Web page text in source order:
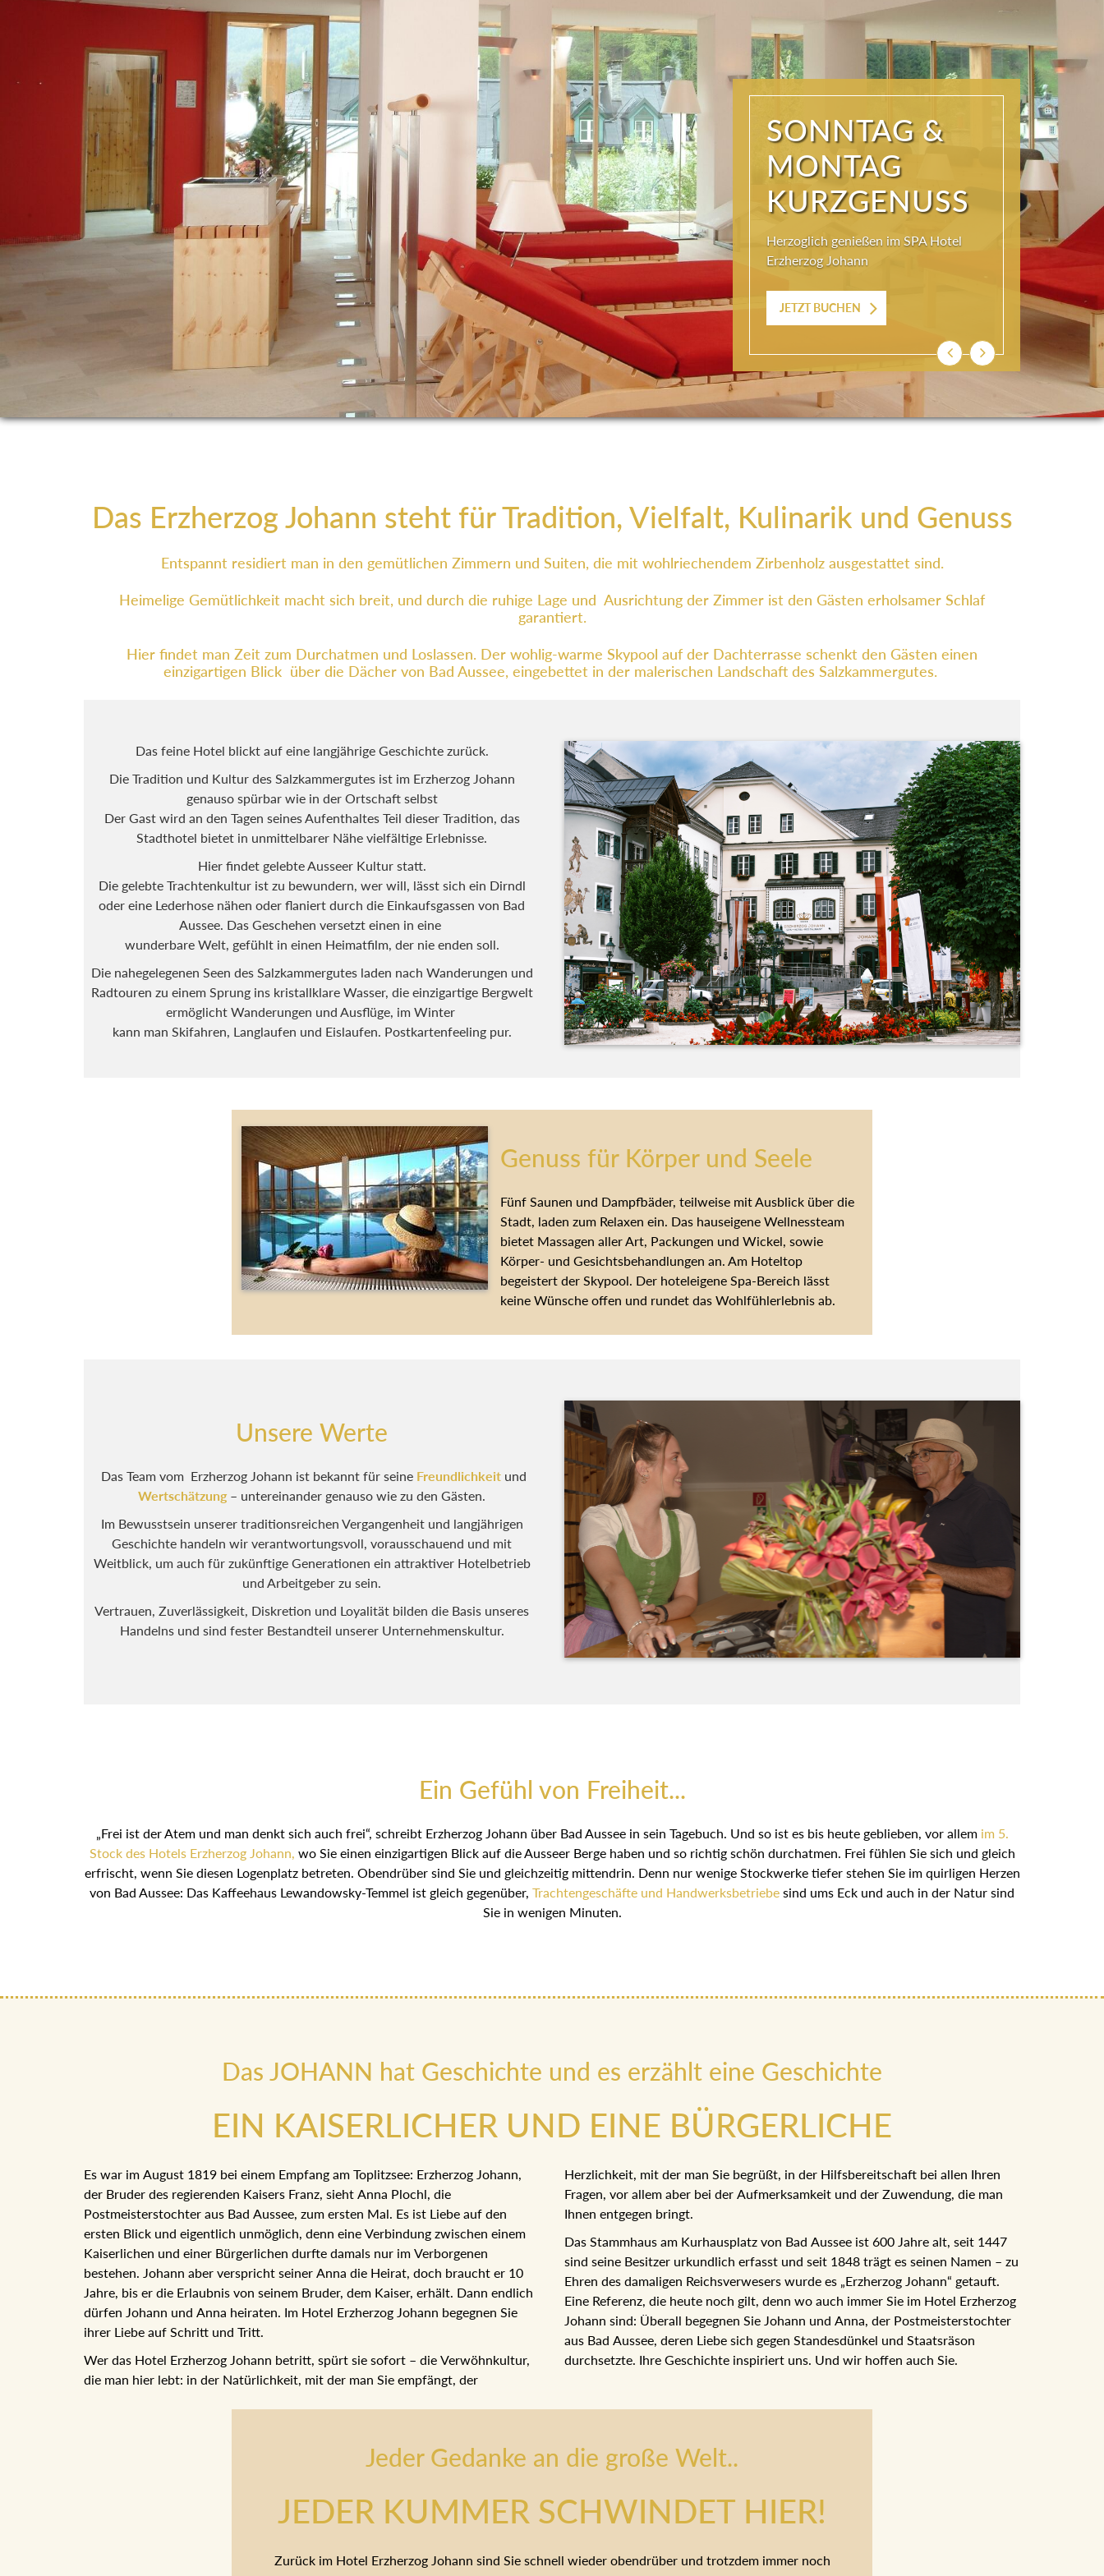
SONNTAG &
MONTAG
KURZGENUSS
Herzoglich genießen im SPA Hotel
Erzherzog Johann
JETZT BUCHEN
ZurückWeiter
Das Erzherzog Johann steht für Tradition, Vielfalt, Kulinarik und Genuss
Entspannt residiert man in den gemütlichen Zimmern und Suiten, die mit wohlriechendem Zirbenholz ausgestattet sind.
Heimelige Gemütlichkeit macht sich breit, und durch die ruhige Lage und Ausrichtung der Zimmer ist den Gästen erholsamer Schlaf
garantiert.
Hier findet man Zeit zum Durchatmen und Loslassen. Der wohlig-warme Skypool auf der Dachterrasse schenkt den Gästen einen
einzigartigen Blick über die Dächer von Bad Aussee, eingebettet in der malerischen Landschaft des Salzkammergutes.
Das feine Hotel blickt auf eine langjährige Geschichte zurück.
Die Tradition und Kultur des Salzkammergutes ist im Erzherzog Johann
genauso spürbar wie in der Ortschaft selbst
Der Gast wird an den Tagen seines Aufenthaltes Teil dieser Tradition, das
Stadthotel bietet in unmittelbarer Nähe vielfältige Erlebnisse.
Hier findet gelebte Ausseer Kultur statt.
Die gelebte Trachtenkultur ist zu bewundern, wer will, lässt sich ein Dirndl
oder eine Lederhose nähen oder flaniert durch die Einkaufsgassen von Bad
Aussee. Das Geschehen versetzt einen in eine
wunderbare Welt, gefühlt in einen Heimatfilm, der nie enden soll.
Die nahegelegenen Seen des Salzkammergutes laden nach Wanderungen und
Radtouren zu einem Sprung ins kristallklare Wasser, die einzigartige Bergwelt
ermöglicht Wanderungen und Ausflüge, im Winter
kann man Skifahren, Langlaufen und Eislaufen. Postkartenfeeling pur.
Genuss für Körper und Seele
Fünf Saunen und Dampfbäder, teilweise mit Ausblick über die
Stadt, laden zum Relaxen ein. Das hauseigene Wellnessteam
bietet Massagen aller Art, Packungen und Wickel, sowie
Körper- und Gesichtsbehandlungen an. Am Hoteltop
begeistert der Skypool. Der hoteleigene Spa-Bereich lässt
keine Wünsche offen und rundet das Wohlfühlerlebnis ab.
Unsere Werte
Das Team vom Erzherzog Johann ist bekannt für seine Freundlichkeit und
Wertschätzung– untereinander genauso wie zu den Gästen.
Im Bewusstsein unserer traditionsreichen Vergangenheit und langjährigen
Geschichte handeln wir verantwortungsvoll, vorausschauend und mit
Weitblick, um auch für zukünftige Generationen ein attraktiver Hotelbetrieb
und Arbeitgeber zu sein.
Vertrauen, Zuverlässigkeit, Diskretion und Loyalität bilden die Basis unseres
Handelns und sind fester Bestandteil unserer Unternehmenskultur.
Ein Gefühl von Freiheit...
„Frei ist der Atem und man denkt sich auch frei“, schreibt Erzherzog Johann über Bad Aussee in sein Tagebuch. Und so ist es bis heute geblieben, vor allem im 5.
Stock des Hotels Erzherzog Johann, wo Sie einen einzigartigen Blick auf die Ausseer Berge haben und so richtig schön durchatmen. Frei fühlen Sie sich und gleich
erfrischt, wenn Sie diesen Logenplatz betreten. Obendrüber sind Sie und gleichzeitig mittendrin. Denn nur wenige Stockwerke tiefer stehen Sie im quirligen Herzen
von Bad Aussee: Das Kaffeehaus Lewandowsky-Temmel ist gleich gegenüber, Trachtengeschäfte und Handwerksbetriebe sind ums Eck und auch in der Natur sind
Sie in wenigen Minuten.
Das JOHANN hat Geschichte und es erzählt eine Geschichte
EIN KAISERLICHER UND EINE BÜRGERLICHE
Es war im August 1819 bei einem Empfang am Toplitzsee: Erzherzog Johann,
der Bruder des regierenden Kaisers Franz, sieht Anna Plochl, die
Postmeisterstochter aus Bad Aussee, zum ersten Mal. Es ist Liebe auf den
ersten Blick und eigentlich unmöglich, denn eine Verbindung zwischen einem
Kaiserlichen und einer Bürgerlichen durfte damals nur im Verborgenen
bestehen. Johann aber verspricht seiner Anna die Heirat, doch braucht er 10
Jahre, bis er die Erlaubnis von seinem Bruder, dem Kaiser, erhält. Dann endlich
dürfen Johann und Anna heiraten. Im Hotel Erzherzog Johann begegnen Sie
ihrer Liebe auf Schritt und Tritt.
Wer das Hotel Erzherzog Johann betritt, spürt sie sofort – die Verwöhnkultur,
die man hier lebt: in der Natürlichkeit, mit der man Sie empfängt, der
Herzlichkeit, mit der man Sie begrüßt, in der Hilfsbereitschaft bei allen Ihren
Fragen, vor allem aber bei der Aufmerksamkeit und der Zuwendung, die man
Ihnen entgegen bringt.
Das Stammhaus am Kurhausplatz von Bad Aussee ist 600 Jahre alt, seit 1447
sind seine Besitzer urkundlich erfasst und seit 1848 trägt es seinen Namen – zu
Ehren des damaligen Reichsverwesers wurde es „Erzherzog Johann“ getauft.
Eine Referenz, die heute noch gilt, denn wo auch immer Sie im Hotel Erzherzog
Johann sind: Überall begegnen Sie Johann und Anna, der Postmeisterstochter
aus Bad Aussee, deren Liebe sich gegen Standesdünkel und Staatsräson
durchsetzte. Ihre Geschichte inspiriert uns. Und wir hoffen auch Sie.
Jeder Gedanke an die große Welt..
JEDER KUMMER SCHWINDET HIER!
Zurück im Hotel Erzherzog Johann sind Sie schnell wieder obendrüber und trotzdem immer noch